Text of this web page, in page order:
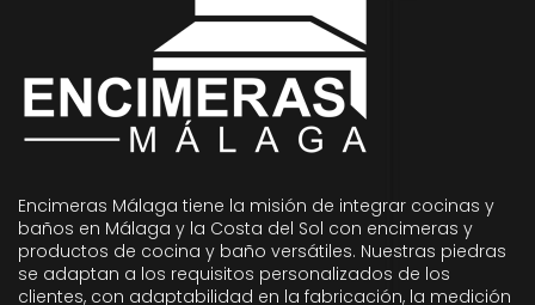
Encimeras Málaga tiene la misión de integrar cocinas y
baños en Málaga y la Costa del Sol con encimeras y
productos de cocina y baño versátiles. Nuestras piedras
se adaptan a los requisitos personalizados de los
clientes, con adaptabilidad en la fabricación, la medición